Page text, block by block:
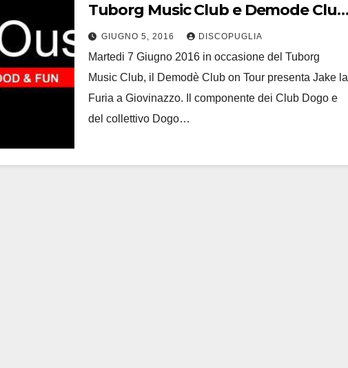
Tuborg Music Club e Demode Club
On Tour presentano Jake La Furia
GIUGNO 5, 2016 DISCOPUGLIA
Martedi 7 Giugno 2016 in occasione del Tuborg
Music Club, il Demodè Club on Tour presenta Jake la
Furia a Giovinazzo. Il componente dei Club Dogo e
del collettivo Dogo…